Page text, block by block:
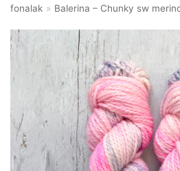
fonalak » Balerina – Chunky sw